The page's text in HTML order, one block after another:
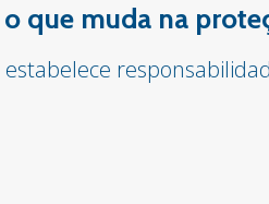
que muda na
estabelece